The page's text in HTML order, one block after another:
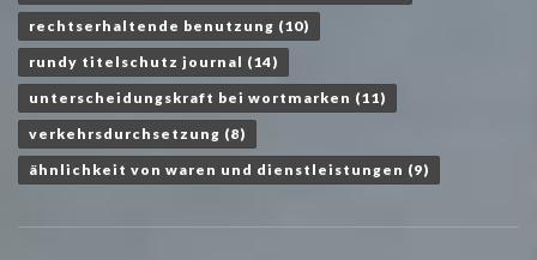
rechtserhaltende benutzung (10)
rundy titelschutz journal (14)
unterscheidungskraft bei wortmarken (11)
verkehrsdurchsetzung (8)
ähnlichkeit von waren und dienstleistungen (9)